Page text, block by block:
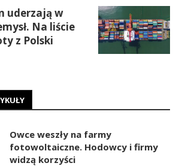
uderzają w
Na liście
z Polski
Owce weszły na farmy
fotowoltaiczne. Hodowcy i firmy
widzą korzyści